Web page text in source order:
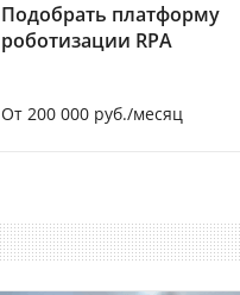
Подобрать платформу
роботизации RPA
От 200 000 руб./месяц